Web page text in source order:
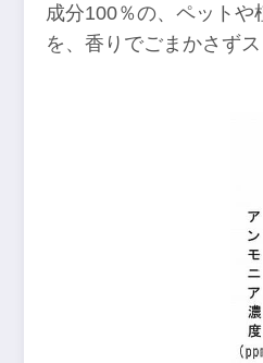
成分100％の、ペット
を、香りでごまかさず